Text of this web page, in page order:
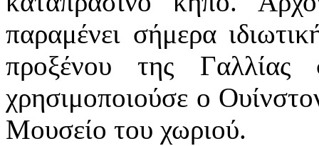
παραμένει σήμερα
προξένου της
χρησιμοποιούσε ο
Μουσείο του χωριού.